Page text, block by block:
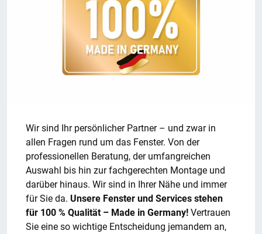
Wir sind Ihr persönlicher Partner – und zwar in
allen Fragen rund um das Fenster. Von der
professionellen Beratung, der umfangreichen
Auswahl bis hin zur fachgerechten Montage und
darüber hinaus. Wir sind in Ihrer Nähe und immer
für Sie da. Unsere Fenster und Services stehen
für 100 % Qualität – Made in Germany! Vertrauen
Sie eine so wichtige Entscheidung jemandem an,